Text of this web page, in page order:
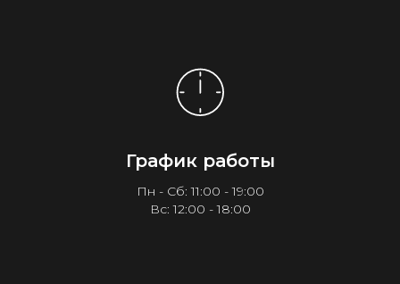
График работы
Пн - Сб: 11:00 - 19:00
Вс: 12:00 - 18:00